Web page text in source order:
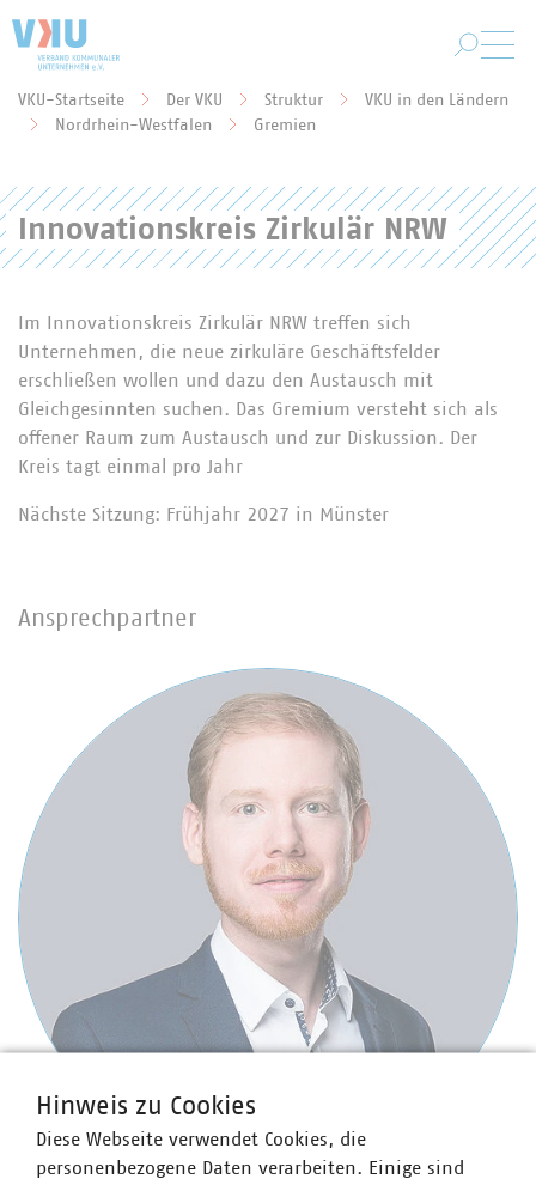
Sie befinden sich hier:
VKU-Startseite Der VKU Struktur
VKU in den Ländern
Nordrhein-Westfalen
Gremien
Innovationskreis Zirkulär NRW
Im Innovationskreis Zirkulär NRW treffen sich
Unternehmen, die neue zirkuläre Geschäftsfelder
erschließen wollen und dazu den Austausch mit
Gleichgesinnten suchen. Das Gremium versteht sich als
offener Raum zum Austausch und zur Diskussion. Der
Kreis tagt einmal pro Jahr
Nächste Sitzung: Frühjahr 2027 in Münster
Ansprechpartner
Hinweis zu Cookies
Diese Webseite verwendet Cookies, die
personenbezogene Daten verarbeiten. Einige sind